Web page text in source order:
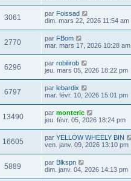
3061 par Foissad
dim. mars 22, 2026 11:54 am
2770 par FBom
mar. mars 17, 2026 10:28 am
6296 par robilirob
jeu. mars 05, 2026 18:22 pm
6797 par lebardix
mar. févr. 10, 2026 15:01 pm
13490 par monteric
jeu. févr. 05, 2026 18:24 pm
16605 par YELLOW WHEELY BIN
ven. janv. 09, 2026 13:10 pm
5889 par Blkspn
dim. janv. 04, 2026 14:13 pm